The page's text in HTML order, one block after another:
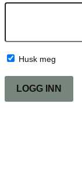
Husk meg